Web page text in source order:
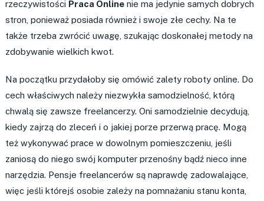
rzeczywistości Praca Onlinenie ma jedynie samych dobrych
stron, ponieważ posiada również i swoje złe cechy. Na te
także trzeba zwrócić uwagę, szukając doskonałej metody na
zdobywanie wielkich kwot.
Na początku przydałoby się omówić zalety roboty online. Do
cech właściwych należy niezwykła samodzielność, którą
chwalą się zawsze freelancerzy. Oni samodzielnie decydują,
kiedy zajrzą do zleceń i o jakiej porze przerwą pracę. Mogą
też wykonywać prace w dowolnym pomieszczeniu, jeśli
zaniosą do niego swój komputer przenośny bądź nieco inne
narzędzia. Pensje freelancerów są naprawdę zadowalające,
więc jeśli którejś osobie zależy na pomnażaniu stanu konta,